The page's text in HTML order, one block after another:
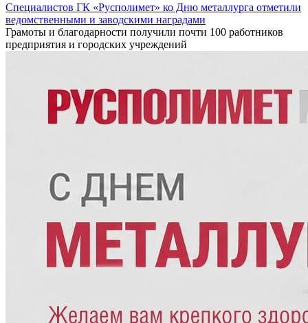
Специалистов ГК «Русполимет» ко Дню металлурга отметили
ведомственными и заводскими наградами
Грамоты и благодарности получили почти 100 работников
предприятия и городских учреждений